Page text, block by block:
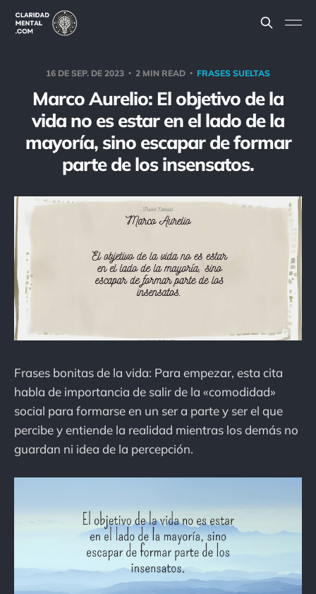
16 DE SEP. DE 2023 2 MIN READ FRASES SUELTAS
Marco Aurelio: El objetivo de la
vida no es estar en el lado de la
mayoría, sino escapar de formar
parte de los insensatos.
Frases bonitas de la vida: Para empezar, esta cita
habla de importancia de salir de la «comodidad»
social para formarse en un ser a parte y ser el que
percibe y entiende la realidad mientras los demás no
guardan ni idea de la percepción.